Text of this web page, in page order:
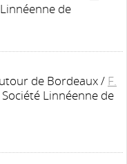
de
de Bordeaux/ F.
Linnéenne de